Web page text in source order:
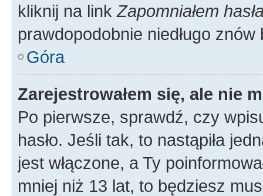
kliknij na link Zapomniałem
prawdopodobnie niedługo
Góra
Zarejestrowałem się, ale nie
Po pierwsze, sprawdź, czy
hasło. Jeśli tak, to nastąpiła
jest włączone, a Ty
mniej niż 13 lat, to będziesz